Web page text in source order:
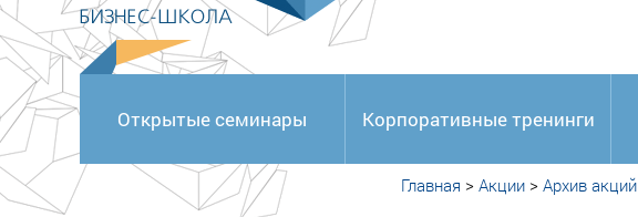
Открытые семинары Корпоративные тренинги
Главная > Акции > Архив акций